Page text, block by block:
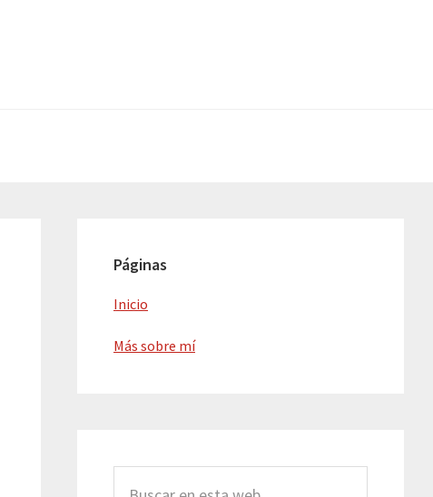
lateral
principal
Páginas
Inicio
Más sobre mí